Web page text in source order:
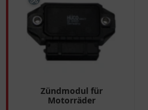
Zündmodul für
Motorräder